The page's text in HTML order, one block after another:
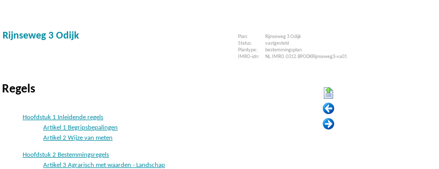
Rijnseweg 3 Odijk Plan:
Rijnseweg 3 Odijk
Status:
vastgesteld
Plantype:
bestemmingsplan
IMRO-idn:
NL.IMRO.0312.BPODKRijnseweg3-va01
Regels
Hoofdstuk 1 Inleidende regels
Artikel 1 Begripsbepalingen
Artikel 2 Wijze van meten
Hoofdstuk 2 Bestemmingsregels
Artikel 3 Agrarisch met waarden - Landschap